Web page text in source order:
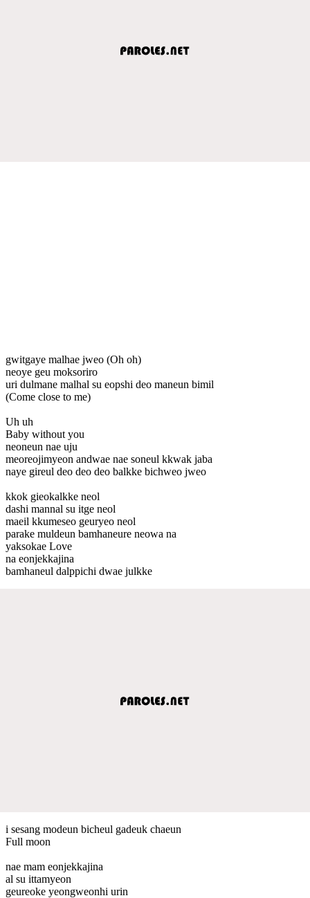
gwitgaye malhae jweo (Oh oh)
neoye geu moksoriro
uri dulmane malhal su eopshi deo maneun bimil
(Come close to me)
Uh uh
Baby without you
neoneun nae uju
meoreojimyeon andwae nae soneul kkwak jaba
naye gireul deo deo deo balkke bichweo jweo
kkok gieokalkke neol
dashi mannal su itge neol
maeil kkumeseo geuryeo neol
parake muldeun bamhaneure neowa na
yaksokae Love
na eonjekkajina
bamhaneul dalppichi dwae julkke
i sesang modeun bicheul gadeuk chaeun
Full moon
nae mam eonjekkajina
al su ittamyeon
geureoke yeongweonhi urin